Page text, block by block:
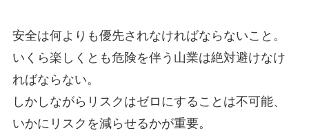
安全は何よりも優先されなければならないこと。
いくら楽しくとも危険を伴う山業は絶対避けなけ
ればならない。
しかしながらリスクはゼロにすることは不可能、
いかにリスクを減らせるかが重要。